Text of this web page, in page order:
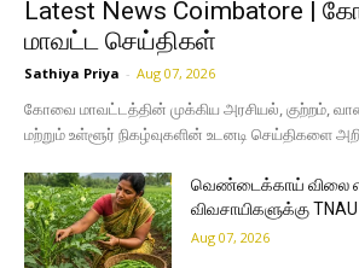
Latest News Coimbatore |
மாவட்ட செய்திகள்
Sathiya Priya - Aug 07, 2026
கோவை மாவட்டத்தின் முக்கிய அரசியல், குற்றம்,
மற்றும் உள்ளூர் நிகழ்வுகளின் உடனடி செய்திகளை
வெண்டைக்காய் விலை
விவசாயிகளுக்கு
Aug 07, 2026